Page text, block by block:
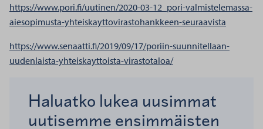
https://www.pori.fi/uutinen/2020-03-12_pori-valmistelemassa-
aiesopimusta-yhteiskayttovirastohankkeen-seuraavista
https://www.senaatti.fi/2019/09/17/poriin-suunnitellaan-
uudenlaista-yhteiskayttoista-virastotaloa/
Haluatko lukea uusimmat
uutisemme ensimmäisten